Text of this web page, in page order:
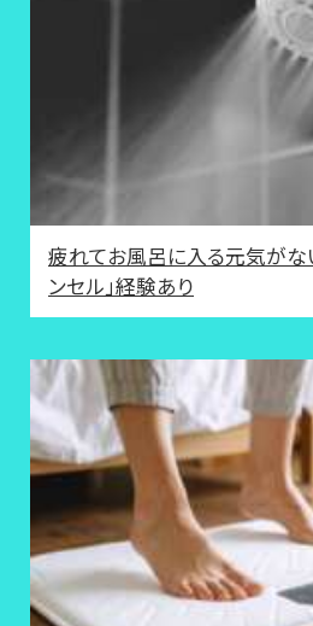
疲れてお風呂に入る元気がな
ンセル」経験あり